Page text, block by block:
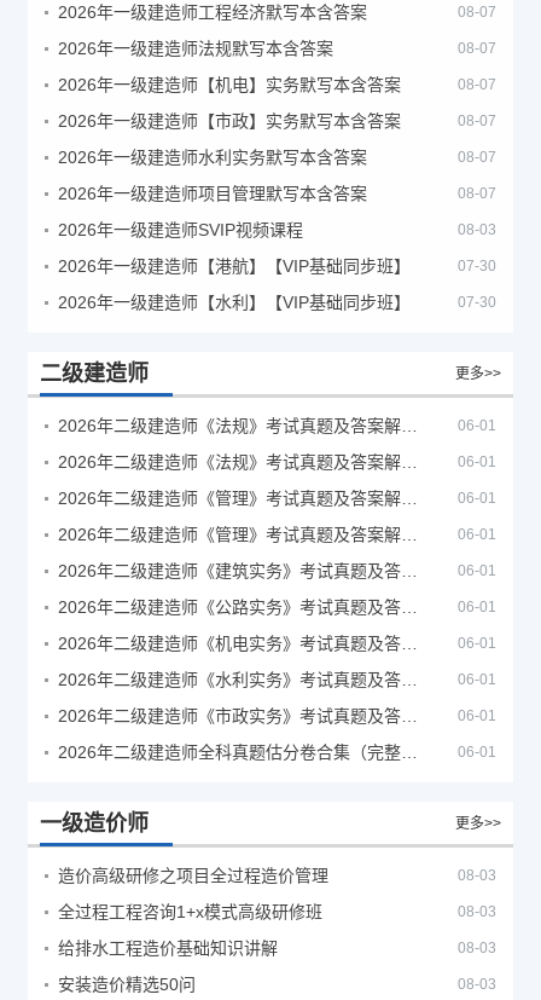
2026年一级建造师工程经济默写本含答案 08-07
2026年一级建造师法规默写本含答案 08-07
2026年一级建造师【机电】实务默写本含答案 08-07
2026年一级建造师【市政】实务默写本含答案 08-07
2026年一级建造师水利实务默写本含答案 08-07
2026年一级建造师项目管理默写本含答案 08-07
2026年一级建造师SVIP视频课程 08-03
2026年一级建造师【港航】【VIP基础同步班】 07-30
2026年一级建造师【水利】【VIP基础同步班】 07-30
二级建造师 更多>>
06-01
06-01
06-01
06-01
06-01
06-01
06-01
06-01
06-01
06-01
一级造价师 更多>>
造价高级研修之项目全过程造价管理 08-03
全过程工程咨询1+x模式高级研修班 08-03
给排水工程造价基础知识讲解 08-03
安装造价精选50问 08-03